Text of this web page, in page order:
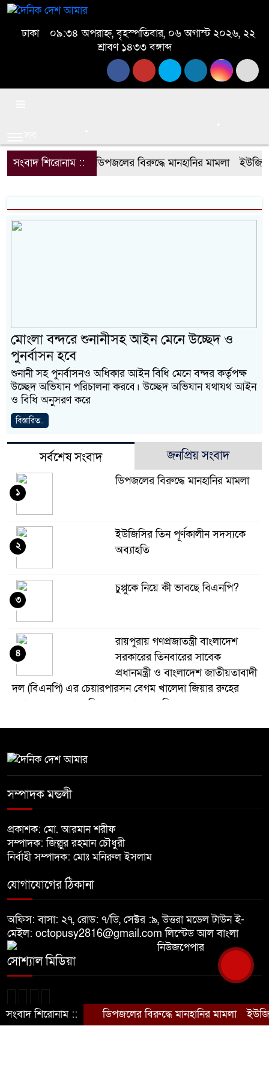
ঢাকা
০৯:৩৪ অপরাহ্ন, বৃহস্পতিবার, ০৬ অগাস্ট ২০২৬, ২২
শ্রাবণ ১৪৩৩ বঙ্গাব্দ
সংবাদ শিরোনাম ::
ডিপজলের বিরুদ্ধে মানহানির মামলা
মোংলা বন্দরে শুনানীসহ আইন মেনে উচ্ছেদ ও
পুনর্বাসন হবে
শুনানী সহ পুনর্বাসনও অধিকার আইন বিধি মেনে বন্দর কর্তৃপক্ষ
উচ্ছেদ অভিযান পরিচালনা করবে। উচ্ছেদ অভিযান যথাযথ আইন
ও বিধি অনুসরণ করে
বিস্তারিত..
সর্বশেষ সংবাদ জনপ্রিয় সংবাদ
ডিপজলের বিরুদ্ধে মানহানির মামলা
১
ইউজিসির তিন পূর্ণকালীন সদস্যকে
অব্যাহতি
২
চুপ্পুকে নিয়ে কী ভাবছে বিএনপি?
৩
রায়পুরায় গণপ্রজাতন্ত্রী বাংলাদেশ
সরকারের তিনবারের সাবেক
প্রধানমন্ত্রী ও বাংলাদেশ জাতীয়তাবাদী
দল (বিএনপি) এর চেয়ারপারসন বেগম খালেদা জিয়ার রুহের
মাগফেরাত কামনায় মিলাদ ও দোয়া মাহফিল
৪
৬
বিজয় দিবসের আগের রাতে বীর
মুক্তিযোদ্ধার কবরের ওপর আগুন
৭
অনিশ্চিত
মুক্তিযুদ্ধবিরোধীদের ষড়যন্ত্র মানুষ
৯
বিজয় দিবসে দীঘিনালায় জামায়াতে
ইসলামীর বর্ণাঢ্য র‍্যালি
১০
সম্পাদক মন্ডলী
প্রকাশক: মো. আরমান শরীফ
সম্পাদক: জিল্লুর রহমান চৌধুরী
নির্বাহী সম্পাদক: মোঃ মনিরুল ইসলাম
যোগাযোগের ঠিকানা
অফিস: বাসা: ২৭, রোড: ৭/ডি, সেক্টর :৯, উত্তরা মডেল টাউন ই-
মেইল: octopusy2816@gmail.comলিস্টেড আল বাংলা
নিউজপেপার
সোশ্যাল মিডিয়া
সংবাদ শিরোনাম :: ডিপজলের বিরুদ্ধে মানহানির মামলা